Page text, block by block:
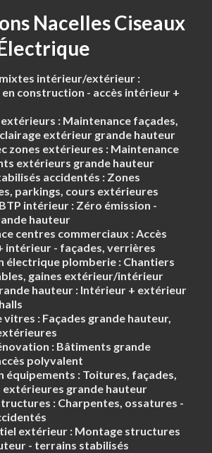
Nacelles Ciseaux
intérieur/extérieur :
construction - accès intérieur +
: Maintenance façades,
extérieur grande hauteur
zones extérieures : Maintenance
extérieurs grande hauteur
accidentés : Zones
parkings, cours extérieures
intérieur : Zéro émission -
hauteur
centres commerciaux :Accès
intérieur - façades, verrières
électrique plomberie : Chantiers
gaines extérieur/intérieur
hauteur : Intérieur + extérieur
vitres : Façades grande hauteur,
: Bâtiments grande
polyvalent
équipements : Toitures, façades,
grande hauteur
: Charpentes, ossatures -
extérieur : Montage structures
- terrains stabilisés